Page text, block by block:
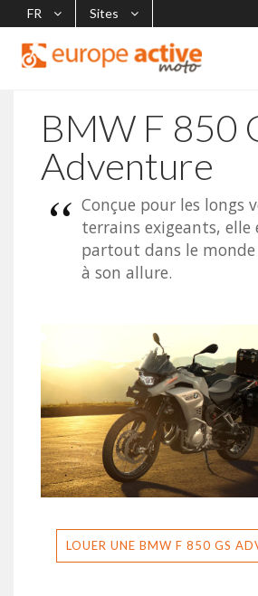
FR Sites
BMW F 850
Adventure
Conçue pour les longs
terrains exigeants, elle
partout dans le
à son allure.
LOUER UNE BMW F 850 GS